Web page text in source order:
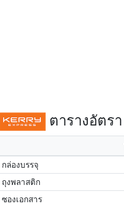
ตารางอัตร
กล่องบรรจุ
ถุงพลาสติก
ซองเอกสาร